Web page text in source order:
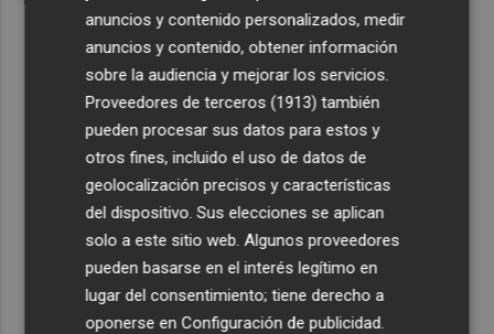
anuncios y contenido personalizados, medir
anuncios y contenido, obtener información
sobre la audiencia y mejorar los servicios.
Proveedores de terceros (1913) también
pueden procesar sus datos para estos y
otros fines, incluido el uso de datos de
geolocalización precisos y características
del dispositivo. Sus elecciones se aplican
solo a este sitio web. Algunos proveedores
pueden basarse en el interés legítimo en
lugar del consentimiento; tiene derecho a
oponerse enConfiguración de publicidad.